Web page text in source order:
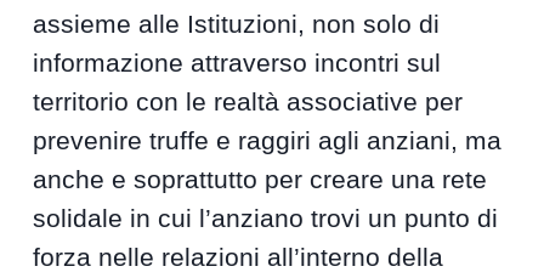
assieme alle Istituzioni, non solo di
informazione attraverso incontri sul
territorio con le realtà associative per
prevenire truffe e raggiri agli anziani, ma
anche e soprattutto per creare una rete
solidale in cui l’anziano trovi un punto di
forza nelle relazioni all’interno della